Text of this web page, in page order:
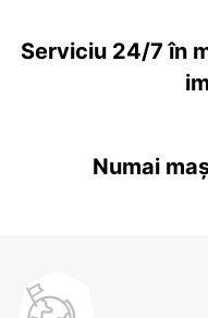
Serviciu 24/7 în
Numai